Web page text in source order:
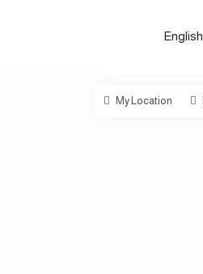
English
My Location